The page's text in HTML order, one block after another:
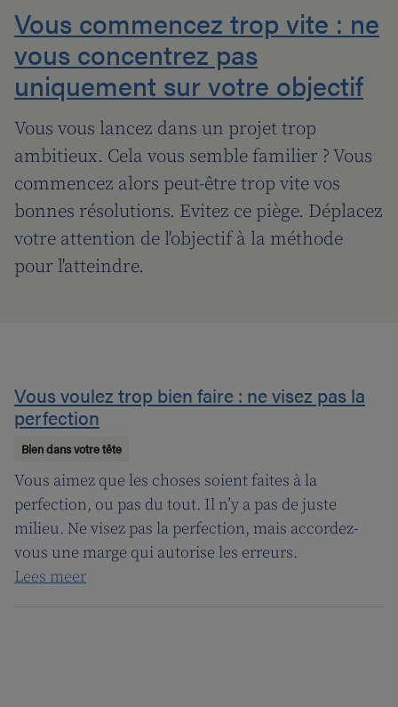
Vous commencez trop vite : ne
vous concentrez pas
uniquement sur votre objectif
Vous vous lancez dans un projet trop
ambitieux. Cela vous semble familier ? Vous
commencez alors peut-être trop vite vos
bonnes résolutions. Evitez ce piège. Déplacez
votre attention de l'objectif à la méthode
pour l'atteindre.
Vous voulez trop bien faire : ne visez pas la
perfection
Bien dans votre tête
Vous aimez que les choses soient faites à la
perfection, ou pas du tout. Il n’y a pas de juste
milieu. Ne visez pas la perfection, mais accordez-
vous une marge qui autorise les erreurs.
Lees meer